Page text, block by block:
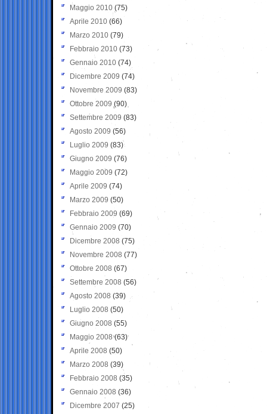
Maggio 2010 (75)
Aprile 2010 (66)
Marzo 2010 (79)
Febbraio 2010 (73)
Gennaio 2010 (74)
Dicembre 2009 (74)
Novembre 2009 (83)
Ottobre 2009 (90)
Settembre 2009 (83)
Agosto 2009 (56)
Luglio 2009 (83)
Giugno 2009 (76)
Maggio 2009 (72)
Aprile 2009 (74)
Marzo 2009 (50)
Febbraio 2009 (69)
Gennaio 2009 (70)
Dicembre 2008 (75)
Novembre 2008 (77)
Ottobre 2008 (67)
Settembre 2008 (56)
Agosto 2008 (39)
Luglio 2008 (50)
Giugno 2008 (55)
Maggio 2008(63)
Aprile 2008 (50)
Marzo 2008 (39)
Febbraio 2008 (35)
Gennaio 2008 (36)
Dicembre 2007 (25)